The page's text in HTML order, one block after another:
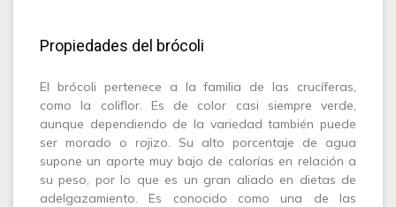
Propiedades del brócoli
El brócoli pertenece a la familia de las crucíferas,
como la coliflor. Es de color casi siempre verde,
aunque dependiendo de la variedad también puede
ser morado o rojizo. Su alto porcentaje de agua
supone un aporte muy bajo de calorías en relación a
su peso, por lo que es un gran aliado en dietas de
adelgazamiento. Es conocido como una de las